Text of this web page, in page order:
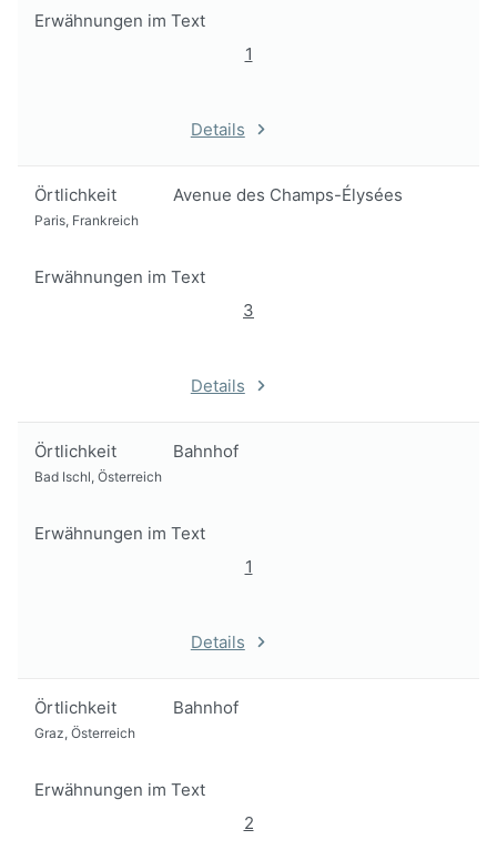
Erwähnungen im Text
1
Details
Örtlichkeit Avenue des Champs-Élysées
Paris, Frankreich
Erwähnungen im Text
3
Details
Örtlichkeit Bahnhof
Bad Ischl, Österreich
Erwähnungen im Text
1
Details
Örtlichkeit Bahnhof
Graz, Österreich
Erwähnungen im Text
2